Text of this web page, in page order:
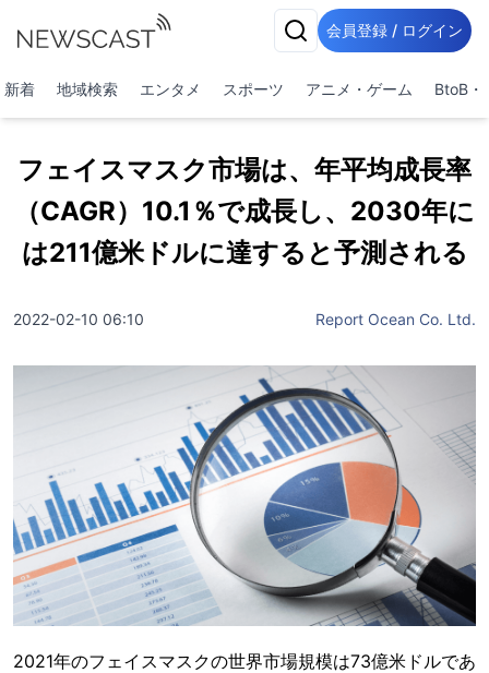
会員登録 / ログイン
新着 地域検索 エンタメ スポーツ アニメ・ゲーム BtoB・
フェイスマスク市場は、年平均成長率
（CAGR）10.1％で成長し、2030年に
は211億米ドルに達すると予測される
2022-02-10 06:10 Report Ocean Co. Ltd.
2021年のフェイスマスクの世界市場規模は73億米ドルであ